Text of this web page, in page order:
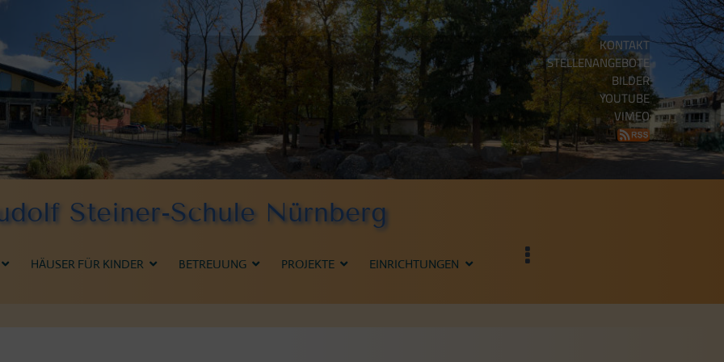
KONTAKT
STELLENANGEBOTE
BILDER
YOUTUBE
VIMEO
Steiner-Schule Nürnberg
HÄUSER FÜR KINDER BETREUUNG PROJEKTE EINRICHTUNGEN